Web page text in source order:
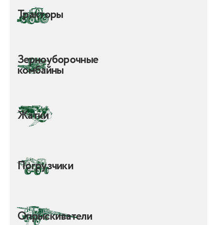
Тракторы
Зерноуборочные
комбайны
Жатки
Погрузчики
Опрыскиватели